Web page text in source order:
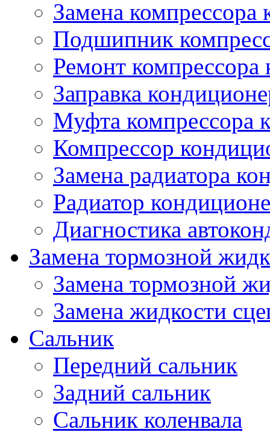
Замена компрессора
Подшипник
Ремонт компрессора
Заправка
Муфта компрессора
Компрессор
Замена радиатора
Радиатор
Диагностика
Замена тормозной
Замена тормозной
Замена жидкости
Сальник
Передний сальник
Задний сальник
Сальник коленвала